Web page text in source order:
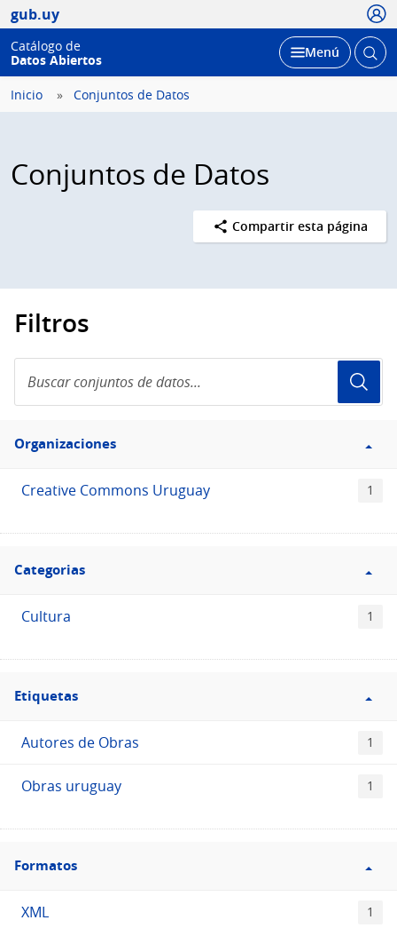
gub.uy
Catálogo de
Datos Abiertos
Desplegar
Menú Abrir
Inicio Conjuntos de Datos
Conjuntos de Datos
Compartir esta página
Filtros
conjuntos
de
Filtro
Organizaciones
Organizaciones
Creative Commons Uruguay 1
Filtro
Categorias
Categorias
Cultura 1
Filtro
Etiquetas
Etiquetas
Autores de Obras 1
Obras uruguay 1
Filtro
Formatos
Formatos
XML 1